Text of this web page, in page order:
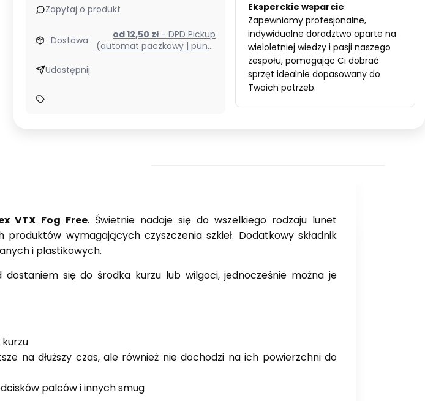
Zapytaj o produkt
Dostawa od 12,50 zł - DPD Pickup
(automat paczkowy | punkt
Udostępnij
Eksperckie wsparcie:
Zapewniamy profesjonalne,
indywidualne doradztwo oparte na
wieloletniej wiedzy i pasji naszego
zespołu, pomagając Ci dobrać
sprzęt idealnie dopasowany do
Twoich potrzeb.
VTX Fog Free. Świetnie nadaje się do wszelkiego rodzaju lunet
wymagających czyszczenia szkieł. Dodatkowy składnik
i plastikowych.
się do środka kurzu lub wilgoci, jednocześnie można je
na dłuższy czas, ale również nie dochodzi na ich powierzchni do
palców i innych smug